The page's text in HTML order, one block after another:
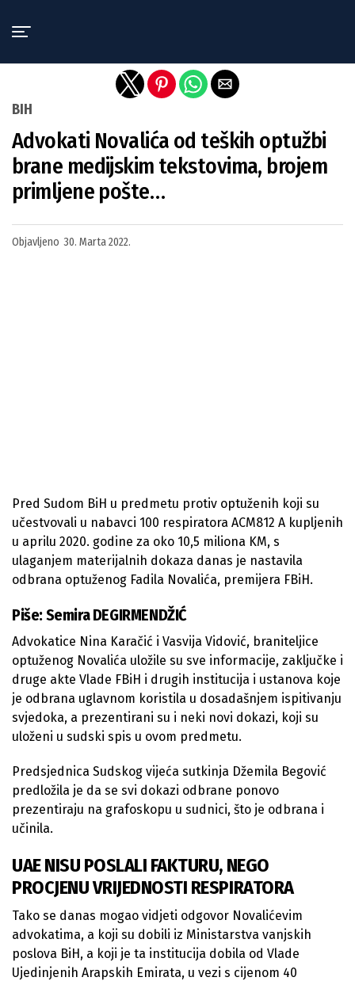
BIH
Advokati Novalića od teških optužbi
brane medijskim tekstovima, brojem
primljene pošte…
Objavljeno 30. Marta 2022.
Pred Sudom BiH u predmetu protiv optuženih koji su
učestvovali u nabavci 100 respiratora ACM812 A kupljenih
u aprilu 2020. godine za oko 10,5 miliona KM, s
ulaganjem materijalnih dokaza danas je nastavila
odbrana optuženog Fadila Novalića, premijera FBiH.
Piše: Semira DEGIRMENDŽIĆ
Advokatice Nina Karačić i Vasvija Vidović, braniteljice
optuženog Novalića uložile su sve informacije, zaključke i
druge akte Vlade FBiH i drugih institucija i ustanova koje
je odbrana uglavnom koristila u dosadašnjem ispitivanju
svjedoka, a prezentirani su i neki novi dokazi, koji su
uloženi u sudski spis u ovom predmetu.
Predsjednica Sudskog vijeća sutkinja Džemila Begović
predložila je da se svi dokazi odbrane ponovo
prezentiraju na grafoskopu u sudnici, što je odbrana i
učinila.
UAE NISU POSLALI FAKTURU, NEGO
PROCJENU VRIJEDNOSTI RESPIRATORA
Tako se danas mogao vidjeti odgovor Novalićevim
advokatima, a koji su dobili iz Ministarstva vanjskih
poslova BiH, a koji je ta institucija dobila od Vlade
Ujedinjenih Arapskih Emirata, u vezi s cijenom 40